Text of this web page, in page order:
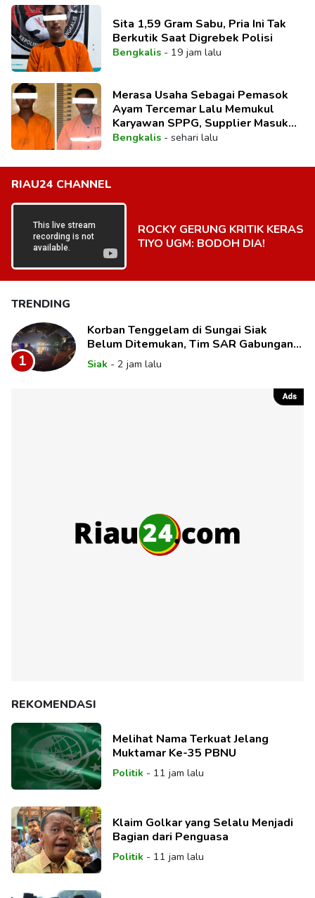
Sita 1,59 Gram Sabu, Pria Ini Tak
Berkutik Saat Digrebek Polisi
Bengkalis- 19 jam lalu
Merasa Usaha Sebagai Pemasok
Ayam Tercemar Lalu Memukul
Karyawan SPPG, Supplier Masuk
Bui
Bengkalis- sehari lalu
RIAU24 CHANNEL
ROCKY GERUNG KRITIK KERAS
TIYO UGM: BODOH DIA!
TRENDING
1
Korban Tenggelam di Sungai Siak
Belum Ditemukan, Tim SAR Gabungan
Lanjutkan Pencarian
Siak - 2 jam lalu
REKOMENDASI
Melihat Nama Terkuat Jelang
Muktamar Ke-35 PBNU
Politik- 11 jam lalu
Klaim Golkar yang Selalu Menjadi
Bagian dari Penguasa
Politik- 11 jam lalu